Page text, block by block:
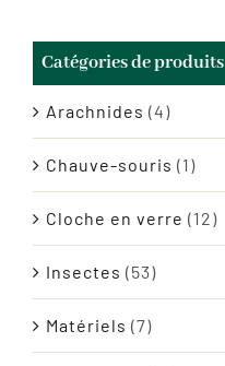
Catégories de produits
Arachnides (4)
Chauve-souris (1)
Cloche en verre (12)
Insectes (53)
Matériels (7)